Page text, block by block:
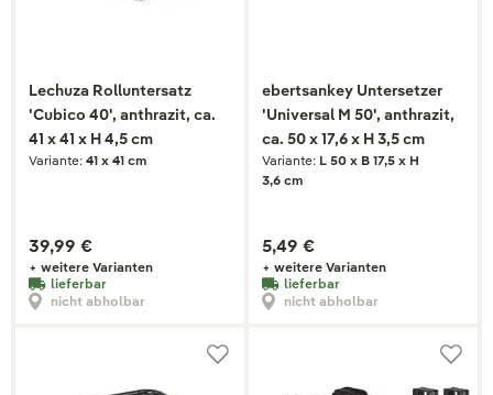
Lechuza Rolluntersatz
'Cubico 40', anthrazit, ca.
41 x 41 x H 4,5 cm
Variante: 41 x 41 cm
39,99 €
+ weitere Varianten
lieferbar
nicht abholbar
ebertsankey Untersetzer
'Universal M 50', anthrazit,
ca. 50 x 17,6 x H 3,5 cm
Variante: L 50 x B 17,5 x H
3,6 cm
5,49 €
+ weitere Varianten
lieferbar
nicht abholbar